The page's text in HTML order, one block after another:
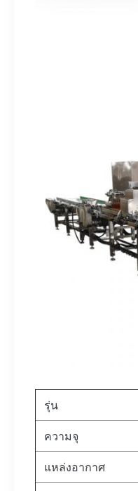
รุ่น
ความจุ
แหล่งอากาศ